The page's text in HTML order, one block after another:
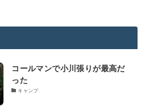
コールマンで小川張りが最高だ
った
キャンプ